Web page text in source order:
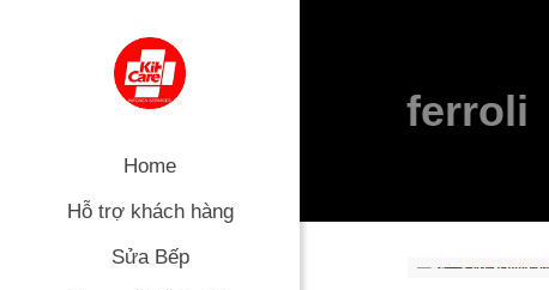
Home
Hỗ trợ khách hàng
Sửa Bếp
ferroli